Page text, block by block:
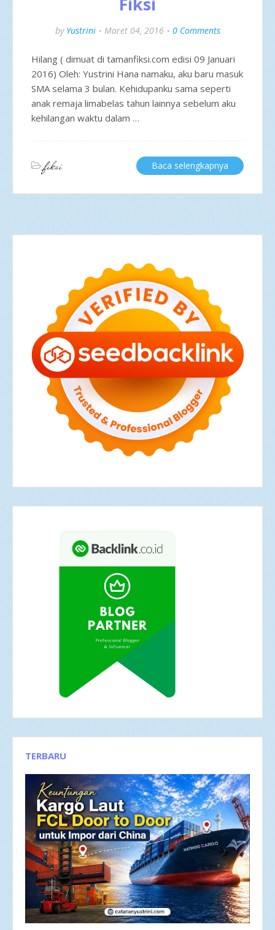
by Yustrini Maret 04, 2016 0 Comments
Hilang ( dimuat di tamanfiksi.com edisi 09 Januari
2016) Oleh: Yustrini Hana namaku, aku baru masuk
SMA selama 3 bulan. Kehidupanku sama seperti
anak remaja limabelas tahun lainnya sebelum aku
kehilangan waktu dalam …
fiksi Baca selengkapnya
TERBARU